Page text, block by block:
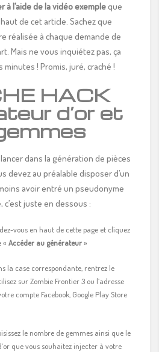
à l’aide de la vidéo exempleque
de cet article. Sachez que
réalisée à chaque demande de
Mais ne vous inquiétez pas, ça
! Promis, juré, craché !
HACK
d’or et
dans la génération de pièces
devez au préalable disposer d’un
avoir entré un pseudonyme
juste en dessous :
vous en haut de cette page et cliquez
« Accéder au générateur»
la case correspondante, rentrez le
sur Zombie Frontier 3 ou l’adresse
compte Facebook, Google Play Store
le nombre de gemmes ainsi que le
que vous souhaitez injecter à votre